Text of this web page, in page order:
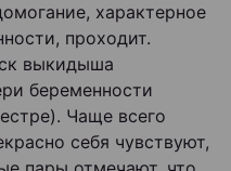
характерное
проходит.
выкидыша
беременности
Чаще всего
себя чувствуют,